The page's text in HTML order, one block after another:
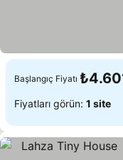
Başlangıç Fiyatı
Fiyatları görün: 1 site